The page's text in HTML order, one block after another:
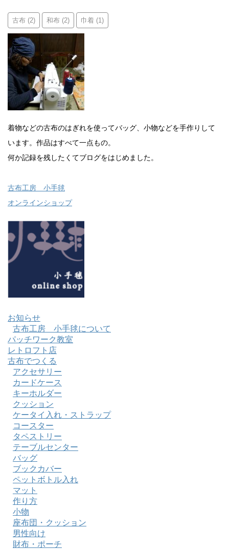
古布 (2) 和布 (2) 巾着 (1)
着物などの古布のはぎれを使ってバッグ、小物などを手作りして
います。作品はすべて一点もの。
何か記録を残したくてブログをはじめました。
古布工房 小手毬
オンラインショップ
お知らせ
古布工房 小手毬について
パッチワーク教室
レトロフト店
古布でつくる
アクセサリー
カードケース
キーホルダー
クッション
ケータイ入れ・ストラップ
コースター
タペストリー
テーブルセンター
バッグ
ブックカバー
ペットボトル入れ
マット
作り方
小物
座布団・クッション
男性向け
財布・ポーチ